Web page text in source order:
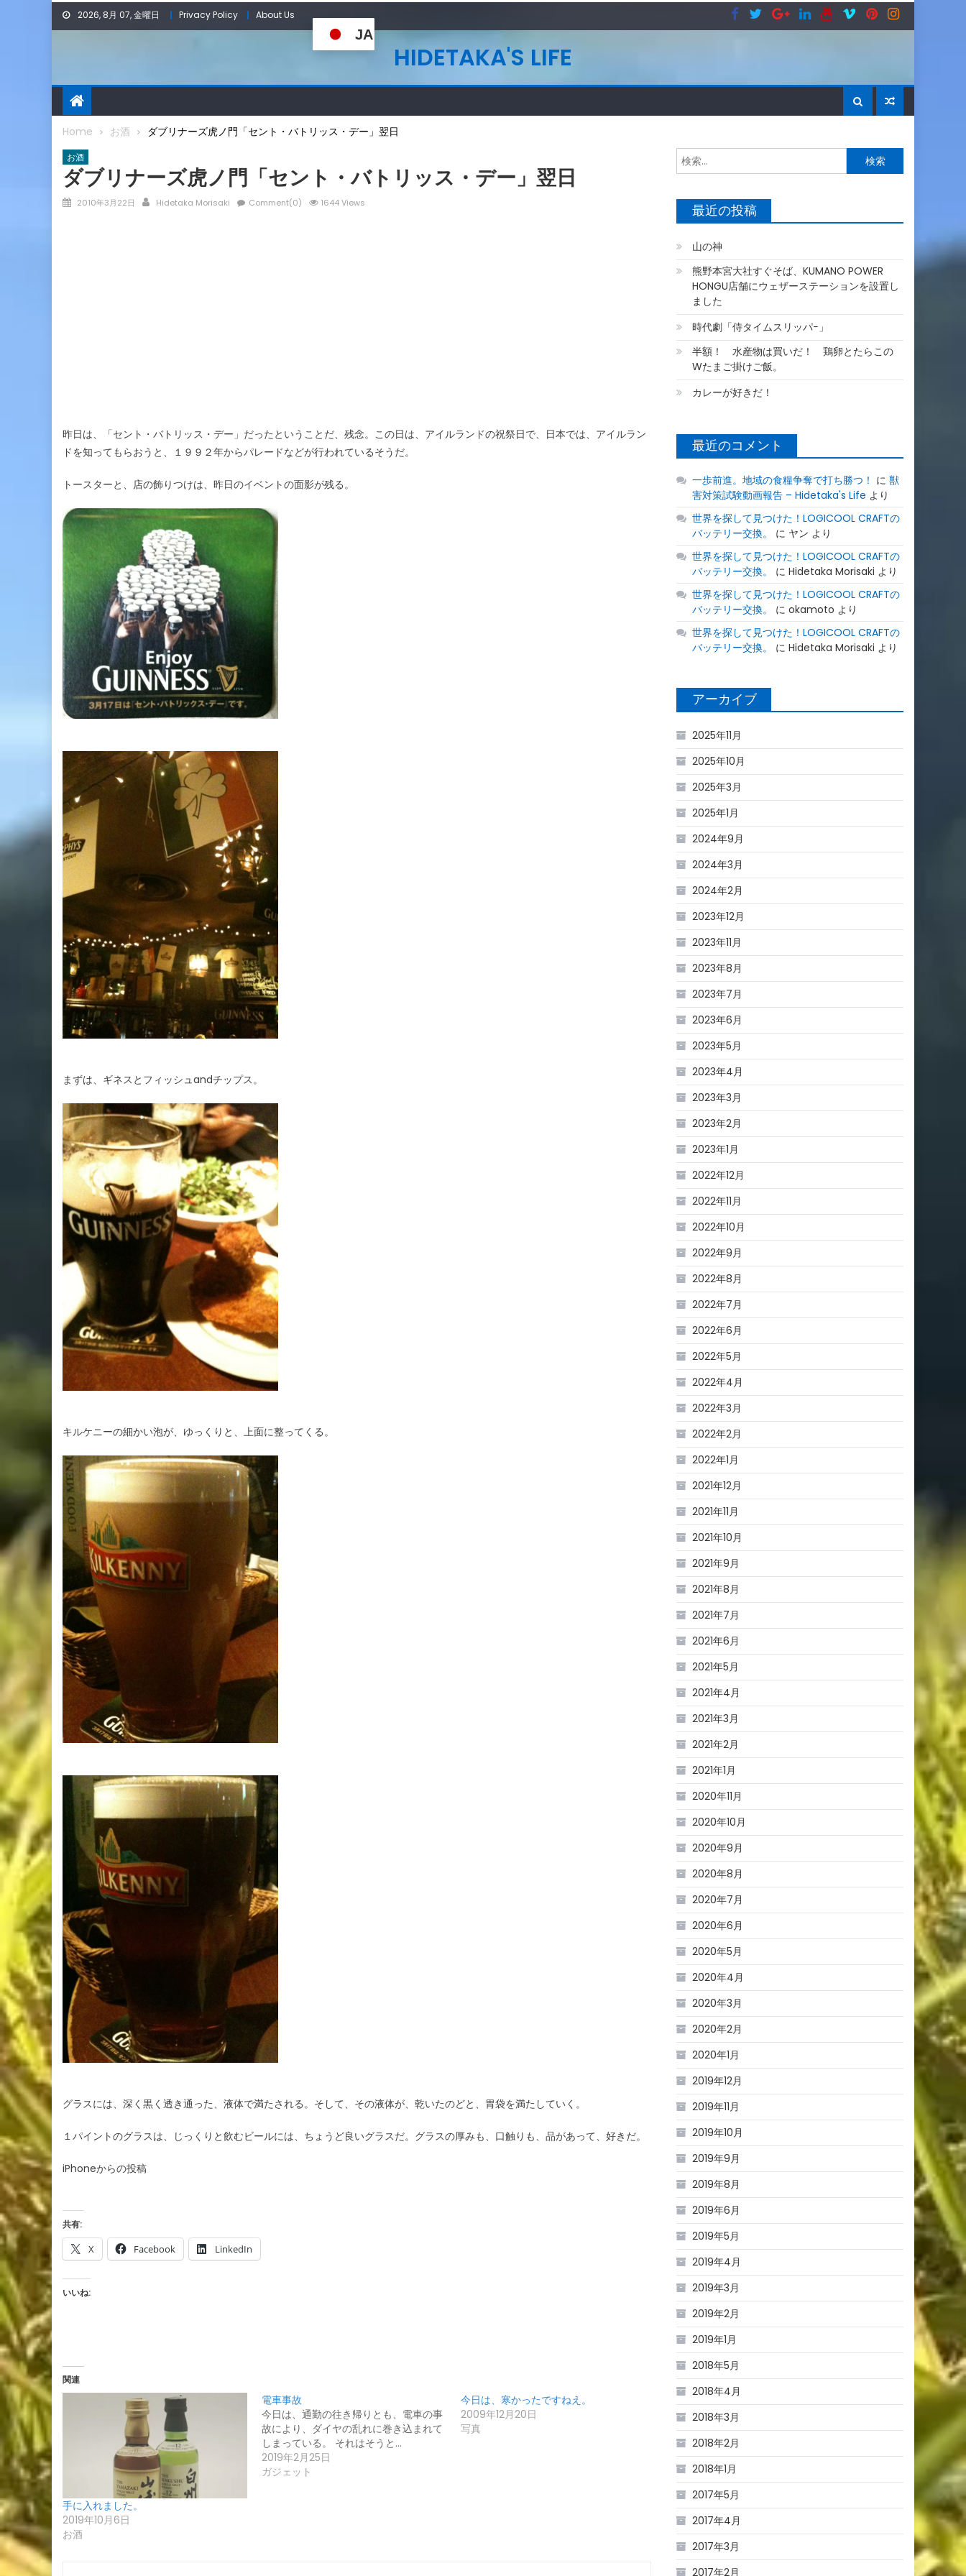
Skip
2026, 8月 07, 金曜日 Privacy Policy About Us
JA
HIDETAKA'S LIFE
Home お酒 ダブリナーズ虎ノ門「セント・バトリッス・デー」翌日
お酒
ダブリナーズ虎ノ門「セント・バトリッス・デー」翌日
Posted
2010年3月22日 Author
Hidetaka Morisaki Comment(0) 1644 Views
昨日は、「セント・バトリッス・デー」だったということだ、残念。この日は、アイルランドの祝祭日で、日本では、アイルラン
ドを知ってもらおうと、１９９２年からパレードなどが行われているそうだ。
トースターと、店の飾りつけは、昨日のイベントの面影が残る。
まずは、ギネスとフィッシュandチップス。
キルケニーの細かい泡が、ゆっくりと、上面に整ってくる。
グラスには、深く黒く透き通った、液体で満たされる。そして、その液体が、乾いたのどと、胃袋を満たしていく。
１パイントのグラスは、じっくりと飲むビールには、ちょうど良いグラスだ。グラスの厚みも、口触りも、品があって、好きだ。
iPhoneからの投稿
共有:
X Facebook LinkedIn
いいね:
関連
手に入れました。
2019年10月6日
お酒
電車事故
今日は、通勤の往き帰りとも、電車の事
故により、ダイヤの乱れに巻き込まれて
しまっている。 それはそうと…
2019年2月25日
ガジェット
今日は、寒かったですねえ。
2009年12月20日
写真
索:
最近の投稿
山の神
熊野本宮大社すぐそば、KUMANO POWER
HONGU店舗にウェザーステーションを設置し
ました
時代劇「侍タイムスリッパ−」
半額！ 水産物は買いだ！ 鶏卵とたらこの
Wたまご掛けご飯。
カレーが好きだ！
最近のコメント
一歩前進。地域の食糧争奪で打ち勝つ！ に獣
害対策試験動画報告 – Hidetaka's Life より
世界を探して見つけた！LOGICOOL CRAFTの
バッテリー交換。
に ヤン より
世界を探して見つけた！LOGICOOL CRAFTの
バッテリー交換。
にHidetaka Morisaki より
世界を探して見つけた！LOGICOOL CRAFTの
バッテリー交換。
にokamoto より
世界を探して見つけた！LOGICOOL CRAFTの
バッテリー交換。
にHidetaka Morisaki より
アーカイブ
2025年11月
2025年10月
2025年3月
2025年1月
2024年9月
2024年3月
2024年2月
2023年12月
2023年11月
2023年8月
2023年7月
2023年6月
2023年5月
2023年4月
2023年3月
2023年2月
2023年1月
2022年12月
2022年11月
2022年10月
2022年9月
2022年8月
2022年7月
2022年6月
2022年5月
2022年4月
2022年3月
2022年2月
2022年1月
2021年12月
2021年11月
2021年10月
2021年9月
2021年8月
2021年7月
2021年6月
2021年5月
2021年4月
2021年3月
2021年2月
2021年1月
2020年11月
2020年10月
2020年9月
2020年8月
2020年7月
2020年6月
2020年5月
2020年4月
2020年3月
2020年2月
2020年1月
2019年12月
2019年11月
2019年10月
2019年9月
2019年8月
2019年6月
2019年5月
2019年4月
2019年3月
2019年2月
2019年1月
2018年5月
2018年4月
2018年3月
2018年2月
2018年1月
2017年5月
2017年4月
2017年3月
2017年2月